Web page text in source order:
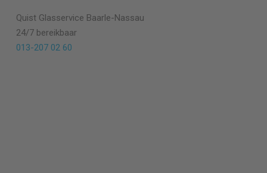
Quist Glasservice Baarle-Nassau
24/7 bereikbaar
013-207 02 60